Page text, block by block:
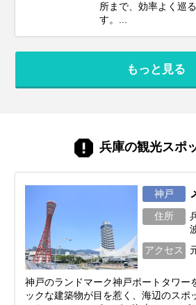
所まで、効率よく巡
す。...
もっと見る
兵庫の観光スポ
神戸
住所
アクセス
神戸のランドマーク神戸ポートタワー
ックな建築物が目を惹く、海辺のスポ